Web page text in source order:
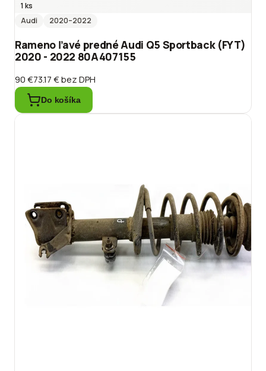
1 ks
Audi
2020–2022
Rameno ľavé predné Audi Q5 Sportback (FYT)
2020 - 2022 80A407155
90 €73.17 €bez DPH
Do košíka